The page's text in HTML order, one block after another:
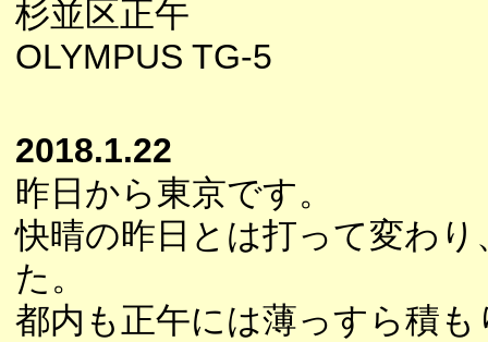
杉並区正午
OLYMPUS TG-5
2018.1.22
昨日から東京です。
快晴の昨日とは打って変わ
た。
都内も正午には薄っすら積